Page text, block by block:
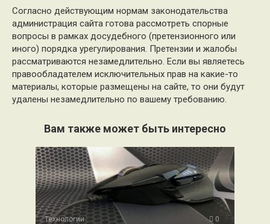
Согласно действующим нормам законодательства
администрация сайта готова рассмотреть спорные
вопросы в рамках досудебного (претензионного или
иного) порядка урегулирования. Претензии и жалобы
рассматриваются незамедлительно. Если вы являетесь
правообладателем исключительных прав на какие-то
материалы, которые размещены на сайте, то они будут
удалены незамедлительно по вашему требованию.
Вам также может быть интересно
Технологии 0